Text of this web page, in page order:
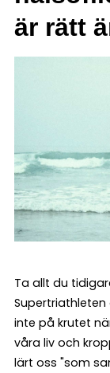
är rätt
Ta allt du
inte på krutet
våra liv och
lärt oss "som